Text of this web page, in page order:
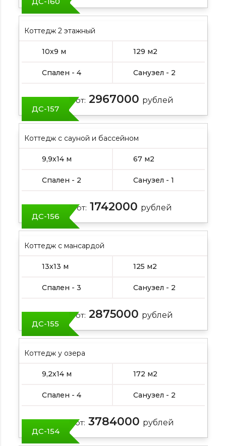
Коттедж 2 этажный
10х9 м 129 м2
Спален - 4 Санузел - 2
Цена от: 2967000 рублей
ДС-157
Коттедж с сауной и бассейном
9,9х14 м 67 м2
Спален - 2 Санузел - 1
Цена от: 1742000 рублей
ДС-156
Коттедж с мансардой
13х13 м 125 м2
Спален - 3 Санузел - 2
Цена от: 2875000 рублей
ДС-155
Коттедж у озера
9,2х14 м 172 м2
Спален - 4 Санузел - 2
Цена от: 3784000 рублей
ДС-154